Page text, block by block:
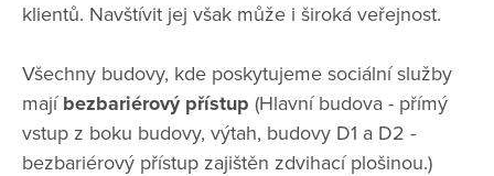
klientů. Navštívit jej však může i široká veřejnost.
Všechny budovy, kde poskytujeme sociální služby
mají bezbariérový přístup (Hlavní budova - přímý
vstup z boku budovy, výtah, budovy D1 a D2 -
bezbariérový přístup zajištěn zdvihací plošinou.)